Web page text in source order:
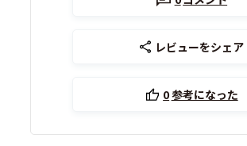
レビューをシェア
0参考になった